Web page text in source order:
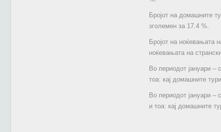
Бројот на домашните
зголемен за 17.4 %.
Бројот на ноќевањата
ноќевањата на
Во периодот јануари –
тоа: кај домашните
Во периодот јануари –
и тоа: кај домашните